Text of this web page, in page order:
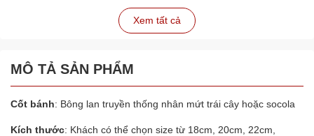
Xem tất cả
MÔ TẢ SẢN PHẨM
Cốt bánh: Bông lan truyền thống nhân mứt trái cây hoặc socola
Kích thước: Khách có thể chọn size từ 18cm, 20cm, 22cm,